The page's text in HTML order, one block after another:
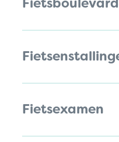
Fietsexamen